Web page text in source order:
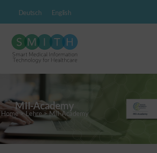
Deutsch English
MII-Academy
Home>Lehre>MII-Academy